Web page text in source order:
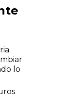
lo